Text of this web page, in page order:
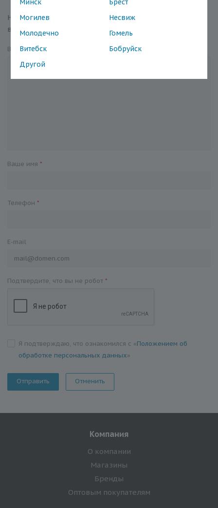
Могилев
Несвиж
Молодечно
Гомель
Витебск
Бобруйск
Другой
Наши квалифицированные специалисты обязательно
вам помогут.
Вопрос*
Ваше имя *
Телефон *
E-mail
Подтвердите, что вы не робот *
Я подтверждаю, что ознакомился с «Положением об
обработке персональных данных»
Отменить
Компания
О компании
Магазины
Бренды
Оптовым покупателям